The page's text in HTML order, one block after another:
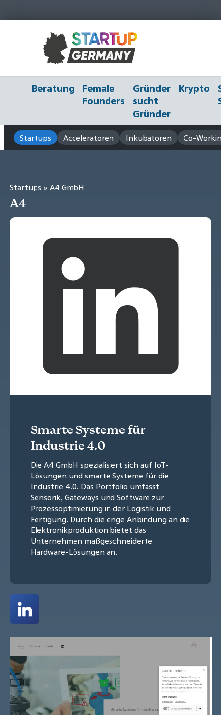
Beratung
Female
Founders
Gründer
sucht
Gründer
Krypto
Startups Acceleratoren Inkubatoren Co-
Startups » A4 GmbH
A4
Smarte Systeme für
Industrie 4.0
Die A4 GmbH spezialisiert sich auf IoT-
Lösungen und smarte Systeme für die
Industrie 4.0. Das Portfolio umfasst
Sensorik, Gateways und Software zur
Prozessoptimierung in der Logistik und
Fertigung. Durch die enge Anbindung an die
Elektronikproduktion bietet das
Unternehmen maßgeschneiderte
Hardware-Lösungen an.